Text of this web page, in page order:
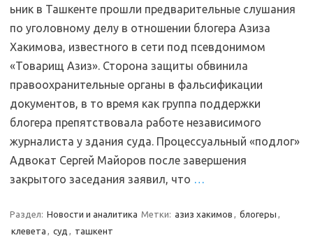
ьник в Ташкенте прошли предварительные слушания
по уголовному делу в отношении блогера Азиза
Хакимова, известного в сети под псевдонимом
«Товарищ Азиз». Сторона защиты обвинила
правоохранительные органы в фальсификации
документов, в то время как группа поддержки
блогера препятствовала работе независимого
журналиста у здания суда. Процессуальный «подлог»
Адвокат Сергей Майоров после завершения
закрытого заседания заявил, что …
Раздел: Новости и аналитика Метки: азиз хакимов , блогеры ,
клевета , суд , ташкент